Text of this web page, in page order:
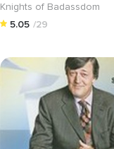
Knights of Badassdom
5.05 /29